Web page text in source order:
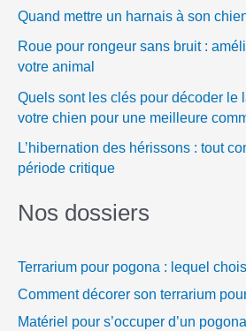
Quand mettre un harnais à son
Roue pour rongeur sans bruit :
votre animal
Quels sont les clés pour décoder le
votre chien pour une meilleure
L’hibernation des hérissons : tout
période critique
Nos dossiers
Terrarium pour pogona : lequel
Comment décorer son terrarium
Matériel pour s’occuper d’un pogona